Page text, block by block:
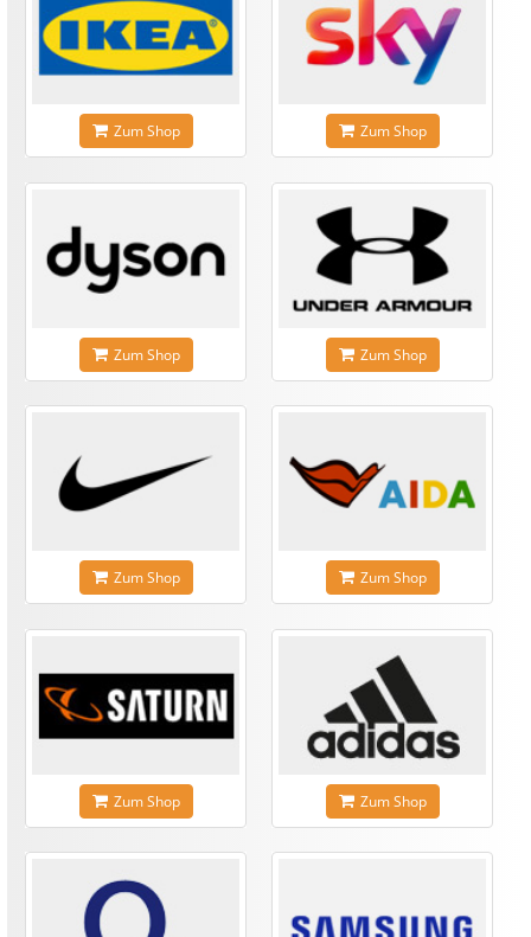
Zum Shop Zum Shop
Zum Shop Zum Shop
Zum Shop Zum Shop
Zum Shop Zum Shop